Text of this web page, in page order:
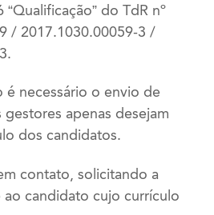
do TdR nº
/ 2017.1030.00059-3 /
é necessário o envio de
apenas desejam
dos candidatos.
contato, solicitando a
candidato cujo currículo